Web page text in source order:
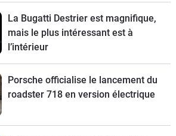
La Bugatti Destrier est magnifique,
mais le plus intéressant est à
l’intérieur
Porsche officialise le lancement du
roadster 718 en version électrique